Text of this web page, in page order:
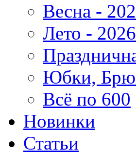
Весна -
Лето - 2026
Юбки,
Всё по 600
Новинки
Статьи